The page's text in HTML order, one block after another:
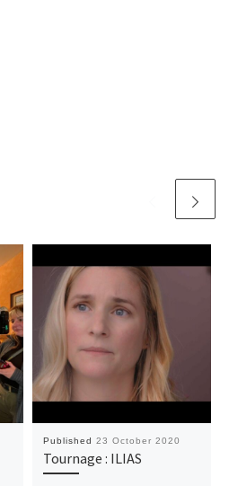
Published 23 October 2020
Tournage : ILIAS